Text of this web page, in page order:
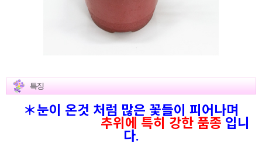
＊눈이 온것 처럼 많은 꽃들이 피어나며
추위에 특히 강한 품종 입니
다.